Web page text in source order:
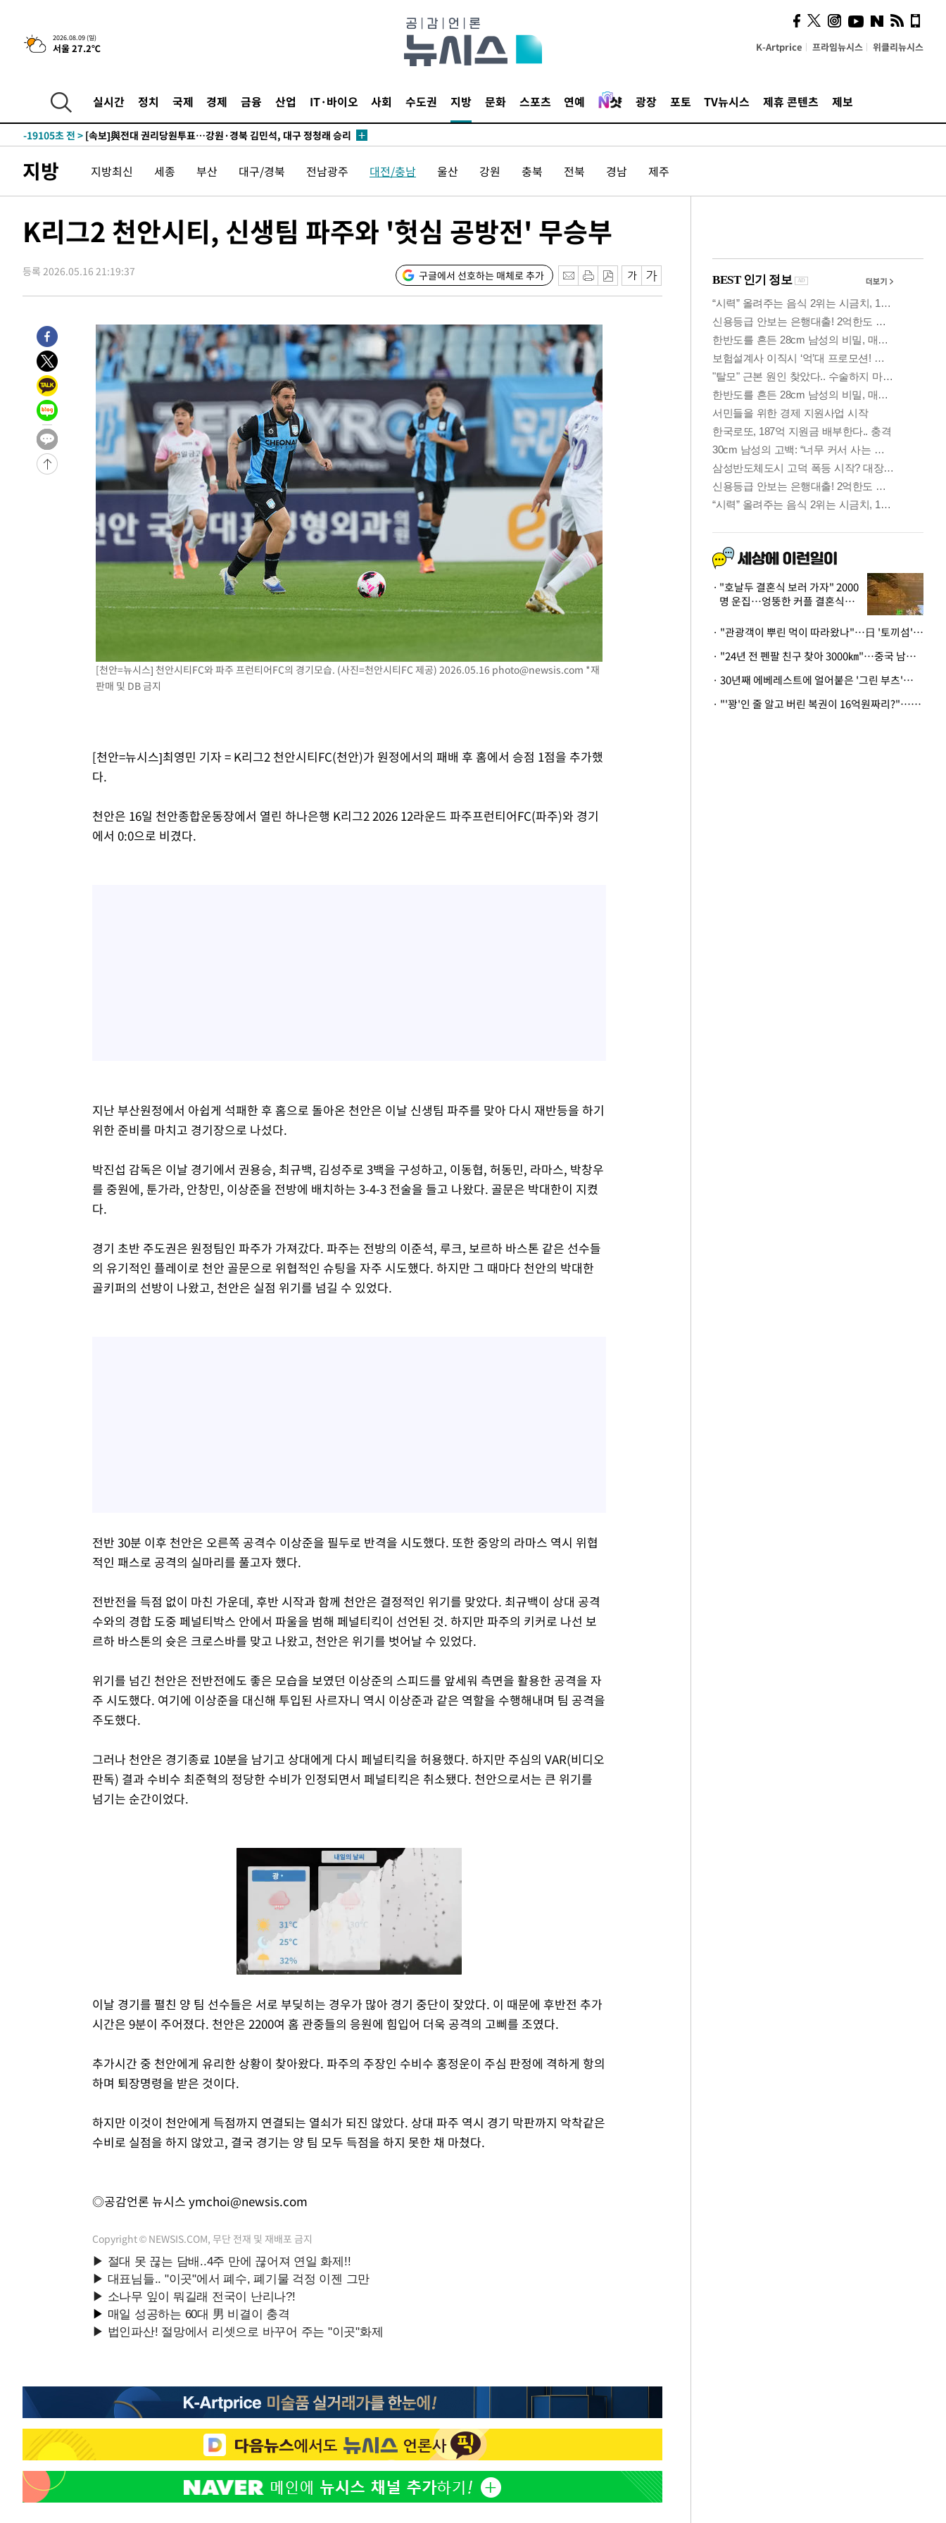
2026.08.09 (일)
서울 27.2℃ K-Artprice 프라임뉴시스 위클리뉴시스
실시간 정치 국제 경제 금융 산업 IT·바이오 사회 수도권 지방 문화 스포츠 연예 광장 포토 TV뉴시스 제휴 콘텐츠 제보
-24959초 전 >이강인 ATM 입단식에 '상암벌 들썩'…"세계적인 선수 되길"
-23955초 전 > 태풍 돌핀, 중 저장성 타이저우시 해안에 상륙 (1보)
-19931초 전 >
[속보]與 강원·TK 당원투표 합산 김민석 48.54%로 승리…정청래
44.40%
-19265초 전 >
44.53%
-19105초 전 > [속보]與전대 권리당원투표…강원·경북 김민석, 대구 정청래 승리
45.71%
-18814초 전 >
[속보]與 당대표 경선, 대구 권리당원 투표 정청래 47.82%·김민석
-18611초 전 >[속보]與 당대표 경선, 강원 권리당원 투표 김민석 승리…50.30%
-9171초 전 >
[속보]장은수, KLPGA 제주삼다수 역전 우승…데뷔 10년 차에 첫 정
-4463초 전 >손흥민, 68분 뛰고 2경기 침묵…LAFC, 톨루카에 1-0 승리(종합)
-3735초 전 >'2경기 연속 침묵' 손흥민, 톨루카전 68분만 뛰고 슈팅 0개
2시간 전 >
'여긴 20도, 저긴 50도'…열화상 카메라로 본 폭염 저감시설 '온도차'
3시간 전 >
콜롬비아 신임 우파 대통령 취임 하루만에 차량폭탄 폭발 사건
-30817초 전 >
'AT마드리드 7번' 이강인, 맨시티 상대로 비공식 데뷔전
-30319초 전 >
[속보]'AT마드리드 7번' 이강인, 맨시티 상대로 비공식 데뷔전
-28383초 전 >
네타냐후, 트럼프의 가자 평화 2차 15개조 평화안 '거부'
-24979초 전 >
이강인 ATM 입단식에 '상암벌 들썩'…"세계적인 선수 되길"
-23975초 전 >
태풍 돌핀, 중 저장성 타이저우시 해안에 상륙 (1보)
-21321초 전 >
AT마드리드 데뷔 앞둔 이강인, 맨시티전 선발 대신 '벤치 시작'
[속보]與 강원·TK 당원투표 합산 김민석 48.54%로 승리…정청래
與 강원·TK 당원투표 합산 김민석 46.01%로 승리…정청래
[속보]與전대 권리당원투표…강원·경북 김민석, 대구 정청래 승리
[속보]與 당대표 경선, 경북 권리당원 투표 김민석 47.37%·정청래
[속보]與 당대표 경선, 대구 권리당원 투표 정청래 47.82%·김민석
[속보]與 당대표 경선, 강원 권리당원 투표 김민석 승리…50.30%
"일본축구협회, 대한축구협회 성 접대 의혹 심판 조사"
손흥민, 68분 뛰고 2경기 침묵…LAFC, 톨루카에 1-0 승리(종합)
'2경기 연속 침묵' 손흥민, 톨루카전 68분만 뛰고 슈팅 0개
지방 지방최신 세종 부산 대구/경북 전남광주 대전/충남 울산 강원 충북 전북 경남 제주
K리그2 천안시티, 신생팀 파주와 '헛심 공방전' 무승부
등록 2026.05.16 21:19:37 구글에서 선호하는 매체로 추가
[천안=뉴시스] 천안시티FC와 파주 프런티어FC의 경기모습. (사진=천안시티FC 제공) 2026.05.16 photo@newsis.com *재
판매 및 DB 금지
[천안=뉴시스]최영민 기자 = K리그2 천안시티FC(천안)가 원정에서의 패배 후 홈에서 승점 1점을 추가했
다.
천안은 16일 천안종합운동장에서 열린 하나은행 K리그2 2026 12라운드 파주프런티어FC(파주)와 경기
에서 0:0으로 비겼다.
지난 부산원정에서 아쉽게 석패한 후 홈으로 돌아온 천안은 이날 신생팀 파주를 맞아 다시 재반등을 하기
위한 준비를 마치고 경기장으로 나섰다.
박진섭 감독은 이날 경기에서 권용승, 최규백, 김성주로 3백을 구성하고, 이동협, 허동민, 라마스, 박창우
를 중원에, 툰가라, 안창민, 이상준을 전방에 배치하는 3-4-3 전술을 들고 나왔다. 골문은 박대한이 지켰
다.
경기 초반 주도권은 원정팀인 파주가 가져갔다. 파주는 전방의 이준석, 루크, 보르하 바스톤 같은 선수들
의 유기적인 플레이로 천안 골문으로 위협적인 슈팅을 자주 시도했다. 하지만 그 때마다 천안의 박대한
골키퍼의 선방이 나왔고, 천안은 실점 위기를 넘길 수 있었다.
전반 30분 이후 천안은 오른쪽 공격수 이상준을 필두로 반격을 시도했다. 또한 중앙의 라마스 역시 위협
적인 패스로 공격의 실마리를 풀고자 했다.
전반전을 득점 없이 마친 가운데, 후반 시작과 함께 천안은 결정적인 위기를 맞았다. 최규백이 상대 공격
수와의 경합 도중 페널티박스 안에서 파울을 범해 페널티킥이 선언된 것. 하지만 파주의 키커로 나선 보
르하 바스톤의 슛은 크로스바를 맞고 나왔고, 천안은 위기를 벗어날 수 있었다.
위기를 넘긴 천안은 전반전에도 좋은 모습을 보였던 이상준의 스피드를 앞세워 측면을 활용한 공격을 자
주 시도했다. 여기에 이상준을 대신해 투입된 사르자니 역시 이상준과 같은 역할을 수행해내며 팀 공격을
주도했다.
그러나 천안은 경기종료 10분을 남기고 상대에게 다시 페널티킥을 허용했다. 하지만 주심의 VAR(비디오
판독) 결과 수비수 최준혁의 정당한 수비가 인정되면서 페널티킥은 취소됐다. 천안으로서는 큰 위기를
넘기는 순간이었다.
Mute
이날 경기를 펼친 양 팀 선수들은 서로 부딪히는 경우가 많아 경기 중단이 잦았다. 이 때문에 후반전 추가
시간은 9분이 주어졌다. 천안은 2200여 홈 관중들의 응원에 힘입어 더욱 공격의 고삐를 조였다.
추가시간 중 천안에게 유리한 상황이 찾아왔다. 파주의 주장인 수비수 홍정운이 주심 판정에 격하게 항의
하며 퇴장명령을 받은 것이다.
하지만 이것이 천안에게 득점까지 연결되는 열쇠가 되진 않았다. 상대 파주 역시 경기 막판까지 악착같은
수비로 실점을 하지 않았고, 결국 경기는 양 팀 모두 득점을 하지 못한 채 마쳤다.
◎공감언론 뉴시스 ymchoi@newsis.com
Copyright © NEWSIS.COM, 무단 전재 및 재배포 금지
사이 해답 찾았죠"…알을
깨고 나온 '초자아'
"호날두 결혼식 보러 가자" 2000
명 운집…엉뚱한 커플 결혼식에
· "관광객이 뿌린 먹이 따라왔나"…日 '토끼섬' 멧돼지, 토끼까지 사냥
· "24년 전 펜팔 친구 찾아 3000㎞"…중국 남성 사연에 '뭉클'
· 30년째 에베레스트에 얼어붙은 '그린 부츠'…드디어 가족 품으로
· "'꽝'인 줄 알고 버린 복권이 16억원짜리?"…극적으로 되찾은 사연